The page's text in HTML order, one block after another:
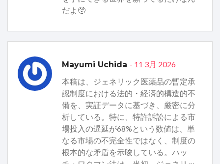
だよ🥺
Mayumi Uchida - 11 3月 2026
本稿は、ジェネリック医薬品の暫定承
認制度における法的・経済的構造的不
備を、実証データに基づき、厳密に分
析している。特に、特許訴訟による市
場投入の遅延が68%という数値は、単
なる市場の不完全性ではなく、制度の
根本的な矛盾を示唆している。ハッ